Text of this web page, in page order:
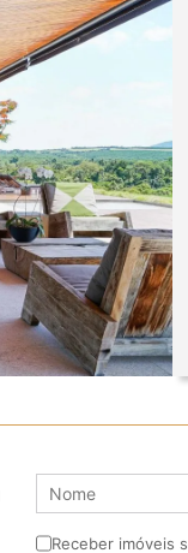
Receber imóveis